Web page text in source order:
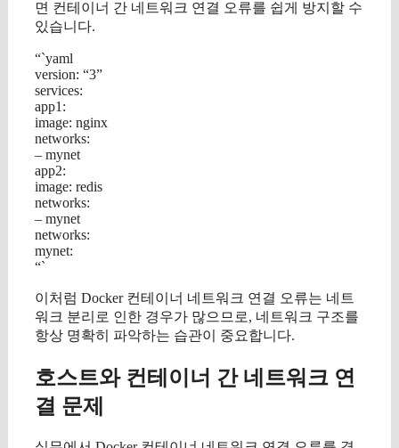
면 컨테이너 간 네트워크 연결 오류를 쉽게 방지할 수
있습니다.
“`yaml
version: “3”
services:
app1:
image: nginx
networks:
– mynet
app2:
image: redis
networks:
– mynet
networks:
mynet:
“`
이처럼 Docker 컨테이너 네트워크 연결 오류는 네트
워크 분리로 인한 경우가 많으므로, 네트워크 구조를
항상 명확히 파악하는 습관이 중요합니다.
호스트와 컨테이너 간 네트워크 연
결 문제